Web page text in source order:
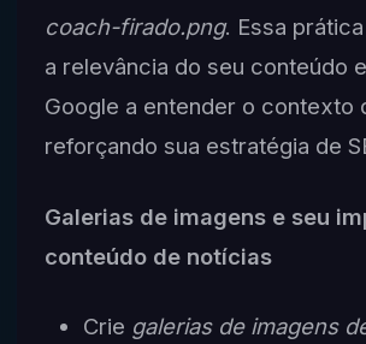
coach-firado.png. Essa
a relevância do seu conteúdo
Google a entender o contexto
reforçando sua estratégia de
Galerias de imagens e seu
conteúdo de notícias
Crie galerias de imagens